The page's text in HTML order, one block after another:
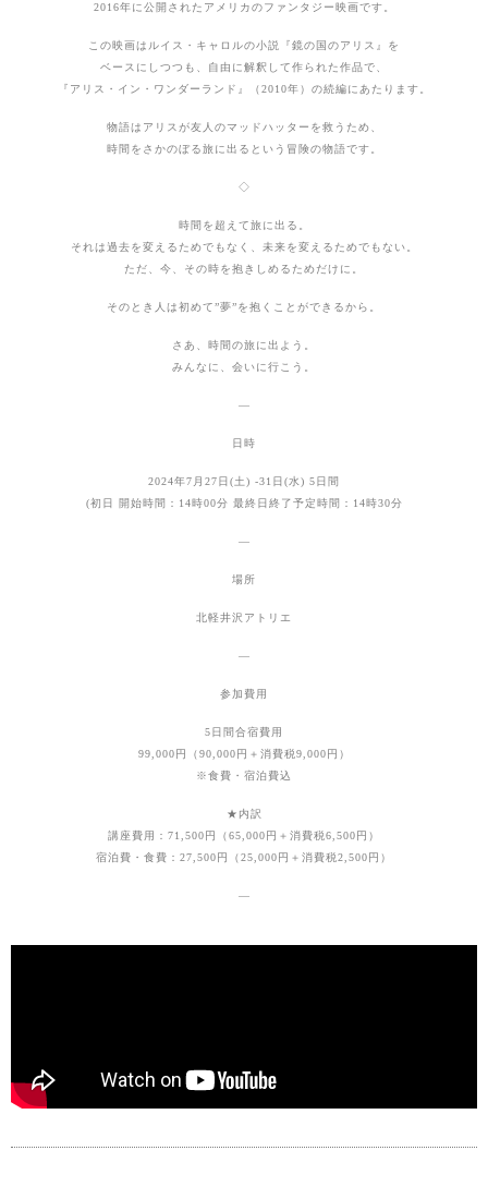
2016年に公開されたアメリカのファンタジー映画です。
この映画はルイス・キャロルの小説『鏡の国のアリス』を
ベースにしつつも、自由に解釈して作られた作品で、
『アリス・イン・ワンダーランド』（2010年）の続編にあたります。
物語はアリスが友人のマッドハッターを救うため、
時間をさかのぼる旅に出るという冒険の物語です。
◇
時間を超えて旅に出る。
それは過去を変えるためでもなく、未来を変えるためでもない。
ただ、今、その時を抱きしめるためだけに。
そのとき人は初めて”夢”を抱くことができるから。
さあ、時間の旅に出よう。
みんなに、会いに行こう。
—
日時
2024年7月27日(土) -31日(水) 5日間
(初日 開始時間：14時00分 最終日終了予定時間：14時30分
—
場所
北軽井沢アトリエ
—
参加費用
5日間合宿費用
99,000円（90,000円＋消費税9,000円）
※食費・宿泊費込
★内訳
講座費用：71,500円（65,000円＋消費税6,500円）
宿泊費・食費：27,500円（25,000円＋消費税2,500円）
—